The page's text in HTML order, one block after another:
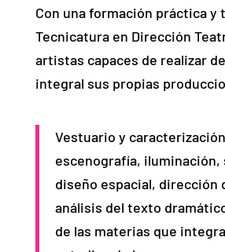
Con una formación práctica y
Tecnicatura en Dirección
artistas capaces de realizar
integral sus propias
Vestuario y
escenografía, iluminación,
diseño espacial, dirección
análisis del texto
de las materias que